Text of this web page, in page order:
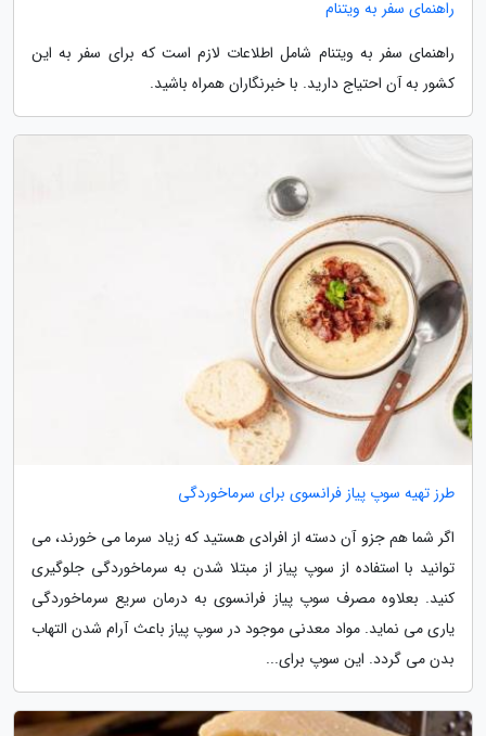
راهنمای سفر به ویتنام
راهنمای سفر به ویتنام شامل اطلاعات لازم است که برای سفر به این
کشور به آن احتیاج دارید. با خبرنگاران همراه باشید.
طرز تهیه سوپ پیاز فرانسوی برای سرماخوردگی
اگر شما هم جزو آن دسته از افرادی هستید که زیاد سرما می خورند، می
توانید با استفاده از سوپ پیاز از مبتلا شدن به سرماخوردگی جلوگیری
کنید. بعلاوه مصرف سوپ پیاز فرانسوی به درمان سریع سرماخوردگی
یاری می نماید. مواد معدنی موجود در سوپ پیاز باعث آرام شدن التهاب
بدن می گردد. این سوپ برای...